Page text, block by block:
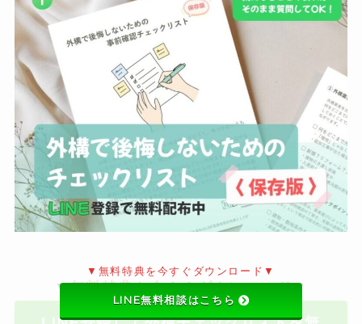
▼無料特典を今すぐダウンロード▼
▼無料特典を今すぐダウンロード▼
LINE無料相談はこちら